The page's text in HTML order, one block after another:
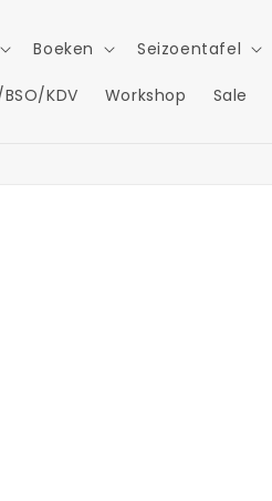
Boeken Seizoentafel
KDV Workshop Sale